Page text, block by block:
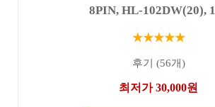
8PIN, HL-102DW(20),
★★★★★
후기 (56개)
최저가 30,000원